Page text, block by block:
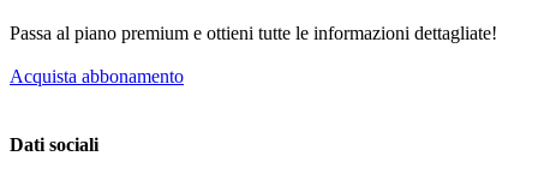
Passa al piano premium e ottieni tutte le informazioni dettagliate!
Acquista abbonamento
Dati sociali